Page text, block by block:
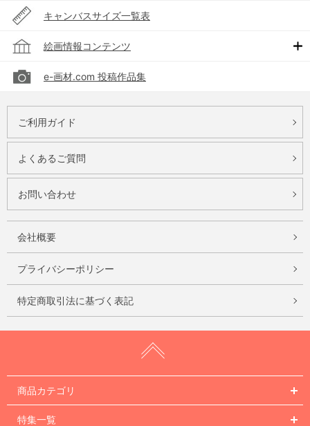
キャンバスサイズ一覧表
絵画情報コンテンツ
e-画材.com 投稿作品集
ご利用ガイド
よくあるご質問
お問い合わせ
会社概要
プライバシーポリシー
特定商取引法に基づく表記
商品カテゴリ
特集一覧